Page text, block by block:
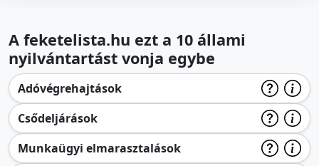
A feketelista.hu ezt a 10 állami
nyilvántartást vonja egybe
Adóvégrehajtások
Csődeljárások
Munkaügyi elmarasztalások